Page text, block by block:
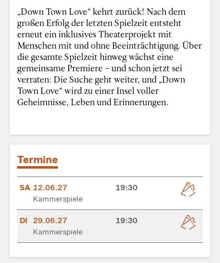
„Down Town Love“ kehrt zurück! Nach dem
großen Erfolg der letzten Spielzeit entsteht
erneut ein inklusives Theaterprojekt mit
Menschen mit und ohne Beeinträchtigung. Über
die gesamte Spielzeit hinweg wächst eine
gemeinsame Premiere – und schon jetzt sei
verraten: Die Suche geht weiter, und „Down
Town Love“ wird zu einer Insel voller
Geheimnisse, Leben und Erinnerungen.
Termine
SA 12.06.27
19:30
Kammerspiele
DI 29.06.27
19:30
Kammerspiele